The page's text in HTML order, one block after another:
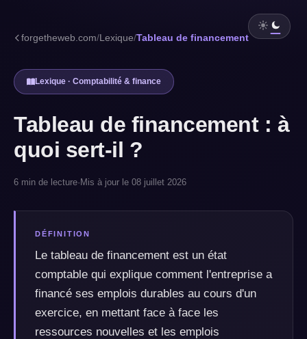
forgetheweb.com/Lexique/Tableau de financement
Lexique · Comptabilité & finance
Tableau de financement : à
quoi sert-il ?
6 min de lecture· Mis à jour le 08 juillet 2026
DÉFINITION
Le tableau de financement est un état
comptable qui explique comment l'entreprise a
financé ses emplois durables au cours d'un
exercice, en mettant face à face les
ressources nouvelles et les emplois